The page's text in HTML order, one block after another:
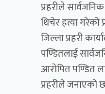
प्रहरीले
थिचेर हत्या
जिल्ला प्रहरी
पण्डितलाई
आरोपित पण्डित
प्रहरीले जनाएको